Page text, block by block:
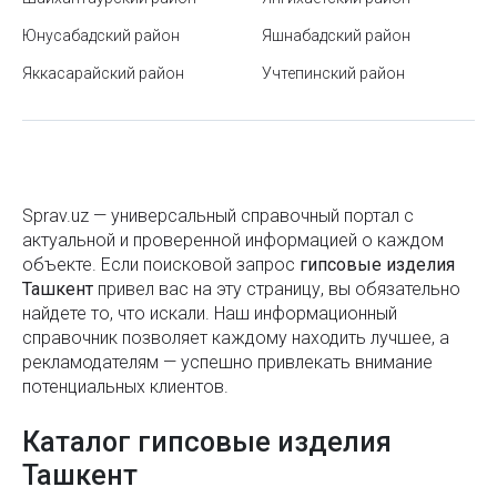
Фасадные системы
Фотообои на стены
Фундаментные блоки
Цемент
Цементно-стружечные плиты
Черепица
Шифер
Шлакоблоки
Строительные конструкции
Шпатлевка
Станция метро Беруни
Где купаться в Узбекистане сегодня?
Курс узбекского сума в 2022 году
Новые тарифы и безналичная оплата в транспорте
Ташкента с 2025 года
Как включить родительский контроль на телефоне
Как проверить задолженность перед выездом из
Узбекистана и избежать запрета
Юнусабадский район
Яккасарайский район
Яшнабадский район
Учтепинский район
Sprav.uz — универсальный справочный портал с
актуальной и проверенной информацией о каждом
объекте. Если поисковой запроc гипсовые изделия
Ташкент привел вас на эту страницу, вы обязательно
найдете то, что искали. Наш информационный
справочник позволяет каждому находить лучшее, а
рекламодателям — успешно привлекать внимание
потенциальных клиентов.
Каталог гипсовые изделия
Ташкент